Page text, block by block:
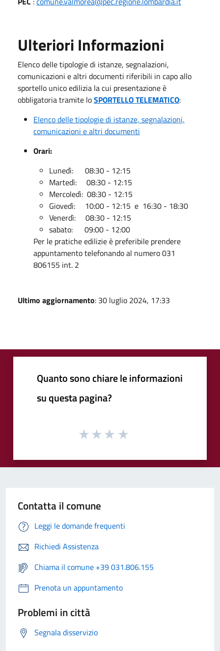
Ulteriori Informazioni
Elenco delle tipologie di istanze, segnalazioni,
comunicazioni e altri documenti riferibili in capo allo
sportello unico edilizia la cui presentazione è
obbligatoria tramite loSPORTELLO TELEMATICO:
Elenco delle tipologie di istanze, segnalazioni,
comunicazioni e altri documenti
Orari:
Lunedì: 08:30 - 12:15
Martedì: 08:30 - 12:15
Mercoledì: 08:30 - 12:15
Giovedì: 10:00 - 12:15 e 16:30 - 18:30
Venerdì: 08:30 - 12:15
sabato: 09:00 - 12:00
Per le pratiche edilizie è preferibile prendere
appuntamento telefonando al numero 031
806155 int. 2
Ultimo aggiornamento: 30 luglio 2024, 17:33
Quanto sono chiare le informazioni
su questa pagina?
Contatta il comune
Leggi le domande frequenti
Richiedi Assistenza
Chiama il comune +39 031.806.155
Prenota un appuntamento
Problemi in città
Segnala disservizio